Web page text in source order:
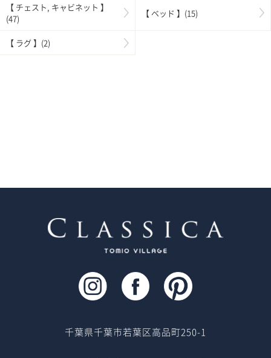
【 チェスト, キャビネット 】
(47)
【 ベッド 】(15)
【 ラグ 】(2)
千葉県千葉市若葉区高品町250-1